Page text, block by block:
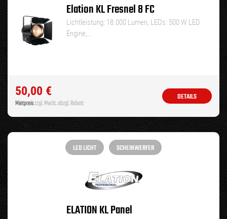
Elation KL Fresnel 8 FC
Lichtleistung: 18.000 Lumen, LEDs: 500 W LED
Engine,…
50,00 €
Mietpreiszzgl. MwSt. abzgl. Rabatt
DETAILS
LED LICHT SCHEINWERFER
ELATION KL Panel